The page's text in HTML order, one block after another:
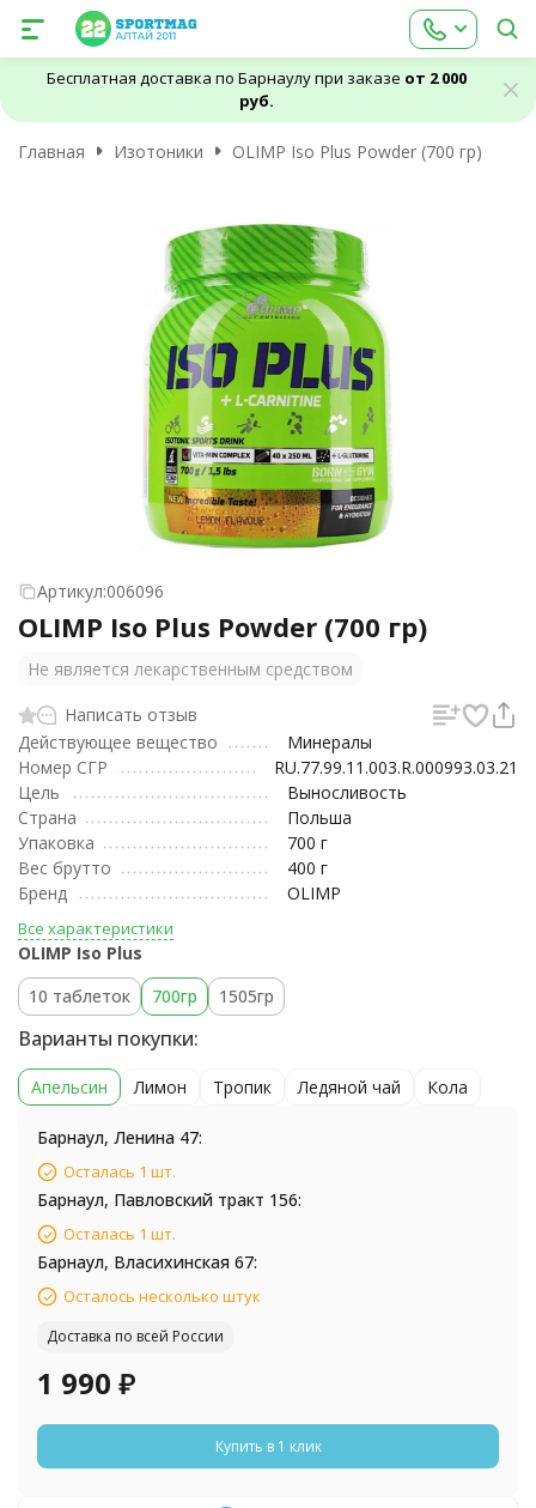
Бесплатная доставка по Барнаулу при заказе от 2 000
руб.
Главная Изотоники OLIMP Iso Plus Powder (700 гр)
Артикул:006096
OLIMP Iso Plus Powder (700 гр)
Не является лекарственным средством
Написать отзыв
Действующее вещество
Минералы
Номер СГР
RU.77.99.11.003.R.000993.03.21
Цель
Выносливость
Страна
Польша
Упаковка
700 г
Вес брутто
400 г
Бренд
OLIMP
Все характеристики
OLIMP Iso Plus
10 таблеток
700гр 1505гр
Варианты покупки:
Апельсин Лимон Тропик Ледяной чай Кола
Барнаул, Ленина 47:
Осталась 1 шт.
Барнаул, Павловский тракт 156:
Осталась 1 шт.
Барнаул, Власихинская 67:
Осталось несколько штук
Доставка по всей России
1 990 ₽
Купить в 1 клик